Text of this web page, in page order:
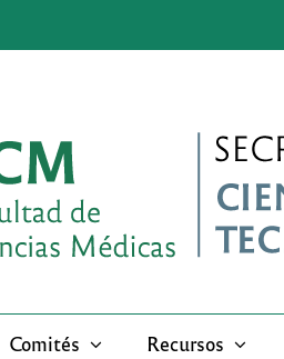
Comités Recursos